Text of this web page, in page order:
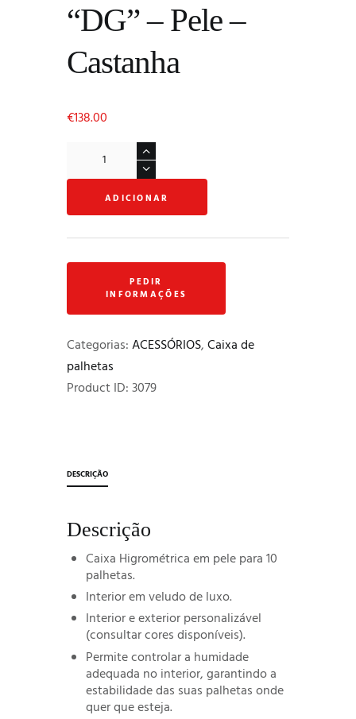
“DG” – Pele –
Castanha
€138.00
Quantidade
higrométrica
para
10
-
Pele
-
ADICIONAR
Categorias:ACESSÓRIOS,Caixa de
palhetas
Product ID:3079
DESCRIÇÃO
Descrição
Caixa Higrométrica em pele para 10
palhetas.
Interior em veludo de luxo.
Interior e exterior personalizável
(consultar cores disponíveis).
Permite controlar a humidade
adequada no interior, garantindo a
estabilidade das suas palhetas onde
quer que esteja.